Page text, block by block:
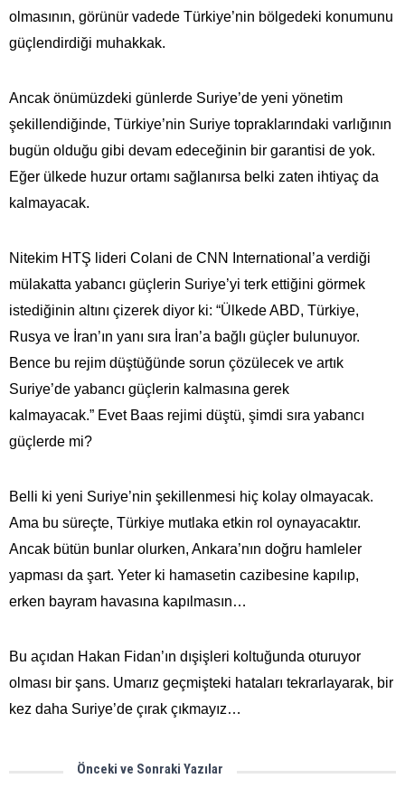
olmasının, görünür vadede Türkiye’nin bölgedeki konumunu
güçlendirdiği muhakkak.
Ancak önümüzdeki günlerde Suriye’de yeni yönetim
şekillendiğinde, Türkiye’nin Suriye topraklarındaki varlığının
bugün olduğu gibi devam edeceğinin bir garantisi de yok.
Eğer ülkede huzur ortamı sağlanırsa belki zaten ihtiyaç da
kalmayacak.
Nitekim HTŞ lideri Colani de CNN International’a verdiği
mülakatta yabancı güçlerin Suriye’yi terk ettiğini görmek
istediğinin altını çizerek diyor ki: “Ülkede ABD, Türkiye,
Rusya ve İran’ın yanı sıra İran’a bağlı güçler bulunuyor.
Bence bu rejim düştüğünde sorun çözülecek ve artık
Suriye’de yabancı güçlerin kalmasına gerek
kalmayacak.” Evet Baas rejimi düştü, şimdi sıra yabancı
güçlerde mi?
Belli ki yeni Suriye’nin şekillenmesi hiç kolay olmayacak.
Ama bu süreçte, Türkiye mutlaka etkin rol oynayacaktır.
Ancak bütün bunlar olurken, Ankara’nın doğru hamleler
yapması da şart. Yeter ki hamasetin cazibesine kapılıp,
erken bayram havasına kapılmasın…
Bu açıdan Hakan Fidan’ın dışişleri koltuğunda oturuyor
olması bir şans. Umarız geçmişteki hataları tekrarlayarak, bir
kez daha Suriye’de çırak çıkmayız…
Önceki ve Sonraki Yazılar